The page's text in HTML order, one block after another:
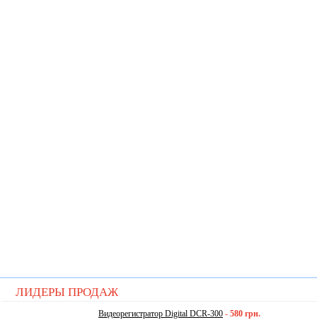
ЛИДЕРЫ ПРОДАЖ
Видеорегистратор Digital DCR-300 - 580 грн.